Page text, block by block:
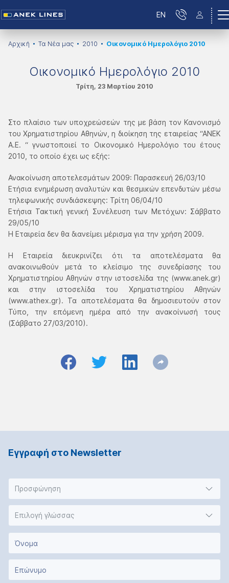
EN
Αρχική Τα Νέα μας 2010 Οικονομικό Ημερολόγιο 2010
Οικονομικό Ημερολόγιο 2010
Τρίτη, 23 Μαρτίου 2010
Στο πλαίσιο των υποχρεώσεών της με βάση τον Κανονισμό
του Χρηματιστηρίου Αθηνών, η διοίκηση της εταιρείας “ΑΝΕΚ
Α.Ε. “ γνωστοποιεί το Οικονομικό Ημερολόγιο του έτους
2010, το οποίο έχει ως εξής:
Ανακοίνωση αποτελεσμάτων 2009: Παρασκευή 26/03/10
Ετήσια ενημέρωση αναλυτών και θεσμικών επενδυτών μέσω
τηλεφωνικής συνδιάσκεψης: Τρίτη 06/04/10
Ετήσια Τακτική γενική Συνέλευση των Μετόχων: Σάββατο
29/05/10
Η Εταιρεία δεν θα διανείμει μέρισμα για την χρήση 2009.
Η Εταιρεία διευκρινίζει ότι τα αποτελέσματα θα
ανακοινωθούν μετά το κλείσιμο της συνεδρίασης του
Χρηματιστηρίου Αθηνών στην ιστοσελίδα της (www.anek.gr)
και στην ιστοσελίδα του Χρηματιστηρίου Αθηνών
(www.athex.gr). Τα αποτελέσματα θα δημοσιευτούν στον
Τύπο, την επόμενη ημέρα από την ανακοίνωσή τους
(Σάββατο 27/03/2010).
Εγγραφή στο Νewsletter
Προσφώνηση
Επιλογή γλώσσας